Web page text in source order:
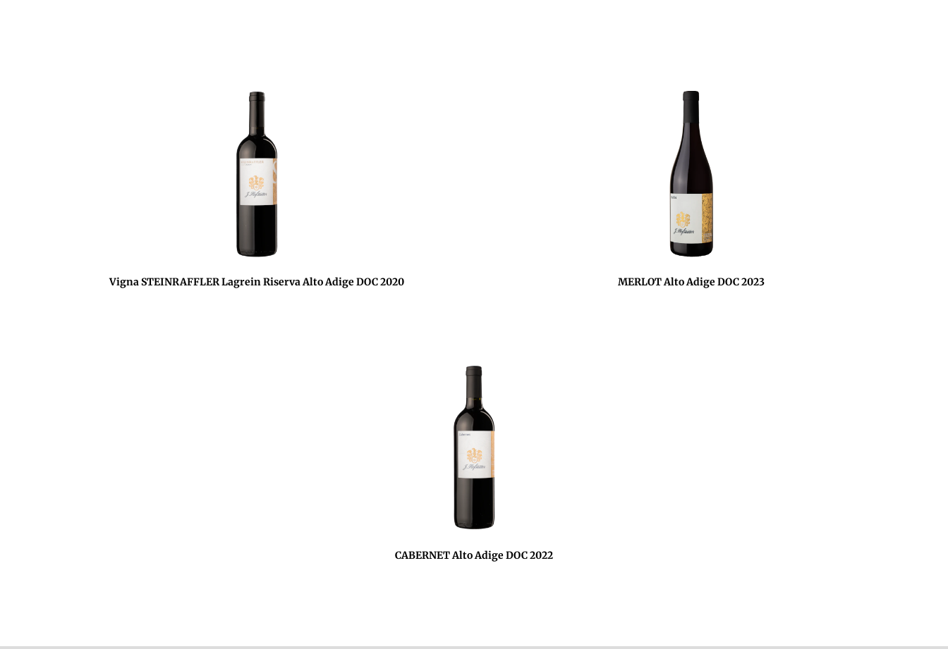
Vigna STEINRAFFLER Lagrein Riserva Alto Adige DOC 2020 MERLOT Alto Adige DOC 2023
CABERNET Alto Adige DOC 2022